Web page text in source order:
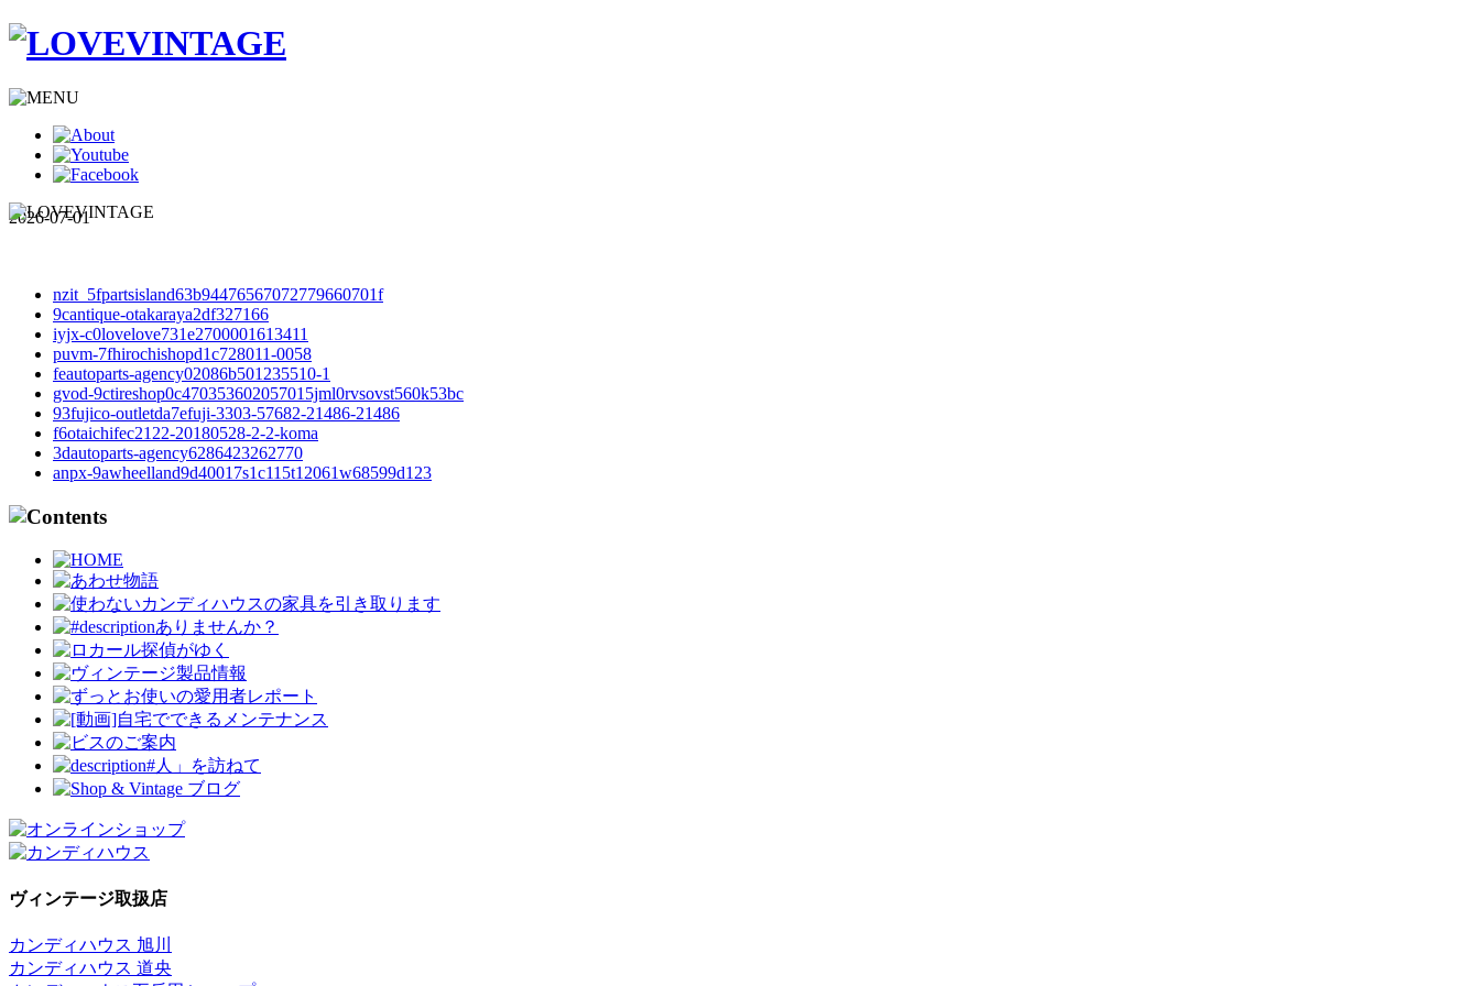
2026-07-01
nzit_5fpartsisland63b94476567072779660701f
9cantique-otakaraya2df327166
iyjx-c0lovelove731e2700001613411
puvm-7fhirochishopd1c728011-0058
feautoparts-agency02086b501235510-1
gvod-9ctireshop0c470353602057015jml0rvsovst560k53bc
93fujico-outletda7efuji-3303-57682-21486-21486
f6otaichifec2122-20180528-2-2-koma
3dautoparts-agency6286423262770
anpx-9awheelland9d40017s1c115t12061w68599d123
ヴィンテージ取扱店
カンディハウス 旭川
カンディハウス 道央